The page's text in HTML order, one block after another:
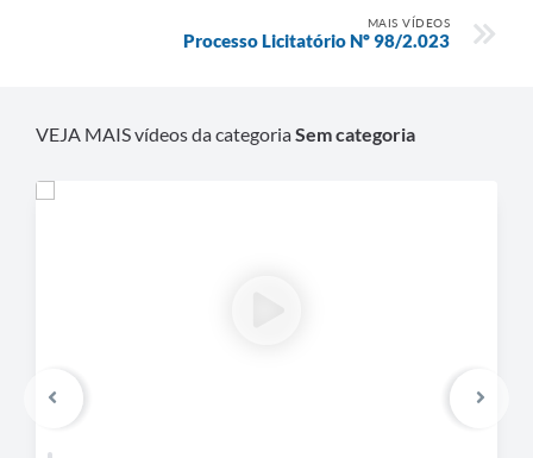
MAIS VÍDEOS
Processo Licitatório Nº 98/2.023
VEJA MAIS vídeos da categoriaSem categoria